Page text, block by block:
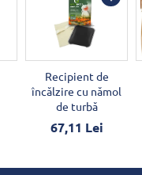
Recipient de
încălzire cu nămol
de turbă
67,11 Lei